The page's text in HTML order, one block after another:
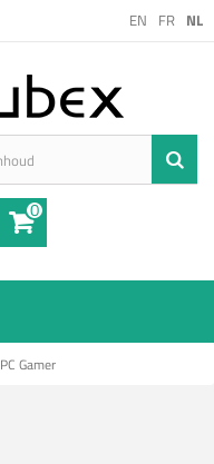
EN FR NL
0
PC Gamer